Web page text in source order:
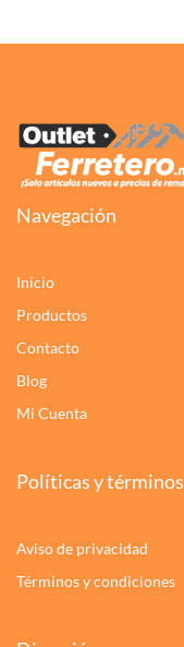
Navegación
Inicio
Productos
Contacto
Blog
Mi Cuenta
Políticas y términos
Aviso de privacidad
Términos y condiciones